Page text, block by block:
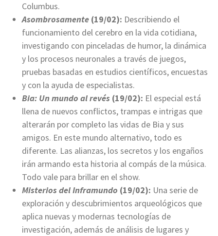
Columbus.
Asombrosamente (19/02): Describiendo el
funcionamiento del cerebro en la vida cotidiana,
investigando con pinceladas de humor, la dinámica
y los procesos neuronales a través de juegos,
pruebas basadas en estudios científicos, encuestas
y con la ayuda de especialistas.
Bia: Un mundo al revés (19/02): El especial está
llena de nuevos conflictos, trampas e intrigas que
alterarán por completo las vidas de Bia y sus
amigos. En este mundo alternativo, todo es
diferente. Las alianzas, los secretos y los engaños
irán armando esta historia al compás de la música.
Todo vale para brillar en el show.
Misterios del Inframundo (19/02): Una serie de
exploración y descubrimientos arqueológicos que
aplica nuevas y modernas tecnologías de
investigación, además de análisis de lugares y